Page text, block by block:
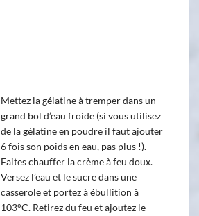
Mettez la gélatine à tremper dans un
grand bol d’eau froide (si vous utilisez
de la gélatine en poudre il faut ajouter
6 fois son poids en eau, pas plus !).
Faites chauffer la crème à feu doux.
Versez l’eau et le sucre dans une
casserole et portez à ébullition à
103°C. Retirez du feu et ajoutez le